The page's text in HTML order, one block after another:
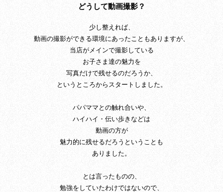
どうして動画撮影？
少し整えれば、
動画の撮影ができる環境にあったこともありますが、
当店がメインで撮影している
お子さま達の魅力を
写真だけで残せるのだろうか、
というところからスタートしました。
パパママとの触れ合いや、
ハイハイ・伝い歩きなどは
動画の方が
魅力的に残せるだろうということも
ありました。
とは言ったものの、
勉強をしていたわけではないので、